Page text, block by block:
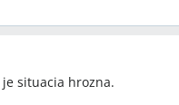
Mgr. Eva Jonášová,
Mgr. Drahusová, vedúci
situacia hrozna.